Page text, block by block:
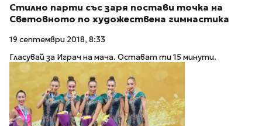
Стилно парти със заря постави точка на
Световното по художествена гимнастика
19 септември 2018, 8:33
Гласувай за Играч на мача. Остават ти 15 минути.